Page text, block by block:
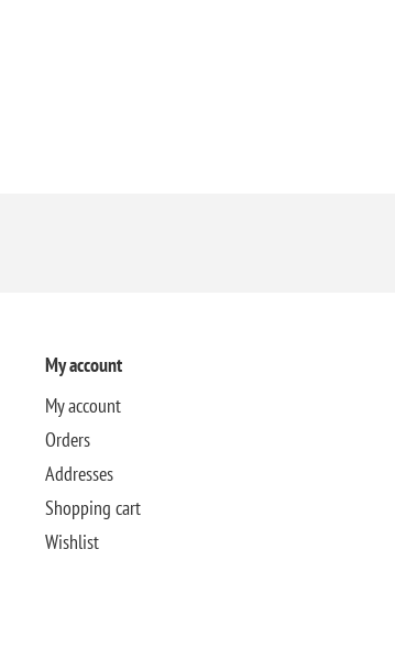
My account
My account
Orders
Addresses
Shopping cart
Wishlist